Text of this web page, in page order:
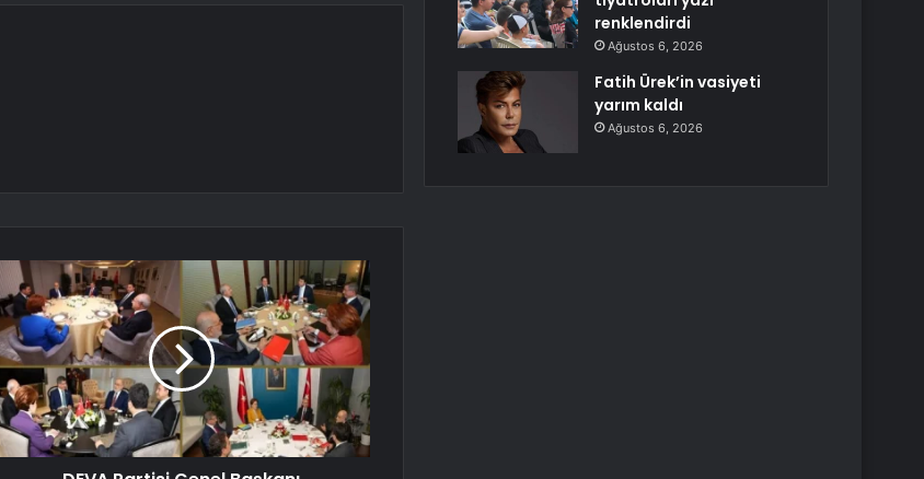
renklendirdi
Ağustos 6, 2026
Fatih Ürek’in vasiyeti
yarım kaldı
Ağustos 6, 2026